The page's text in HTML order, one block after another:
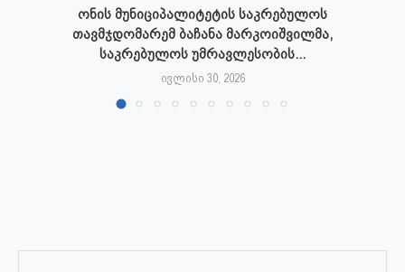
ონის მუნიციპალიტეტის საკრებულოს
თავმჯდომარემ ბაჩანა მარკოიშვილმა,
საკრებულოს უმრავლესობის...
ივლისი 30, 2026